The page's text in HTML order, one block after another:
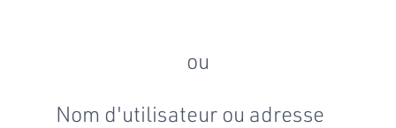
ou
Nom d'utilisateur ou adresse